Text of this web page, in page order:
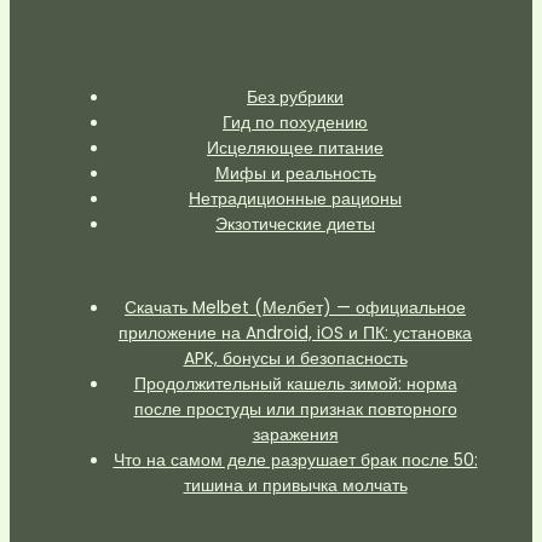
Без рубрики
Гид по похудению
Исцеляющее питание
Мифы и реальность
Нетрадиционные рационы
Экзотические диеты
Скачать Melbet (Мелбет) — официальное
приложение на Android, iOS и ПК: установка
APK, бонусы и безопасность
Продолжительный кашель зимой: норма
после простуды или признак повторного
заражения
Что на самом деле разрушает брак после 50:
тишина и привычка молчать